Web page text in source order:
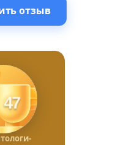
отзыв
47